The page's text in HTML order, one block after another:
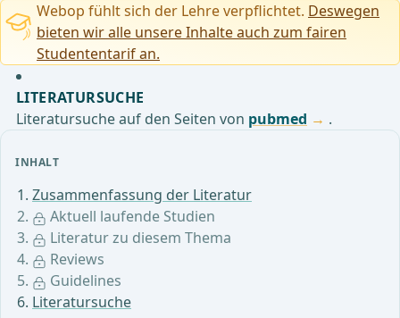
INHALT
Zusammenfassung der Literatur
Aktuell laufende Studien
Literatur zu diesem Thema
Reviews
Guidelines
Literatursuche
Webop fühlt sich der Lehre verpflichtet. Deswegen
bieten wir alle unsere Inhalte auch zum fairen
Studententarif an.
LITERATURSUCHE
Literatursuche auf den Seiten von pubmed .